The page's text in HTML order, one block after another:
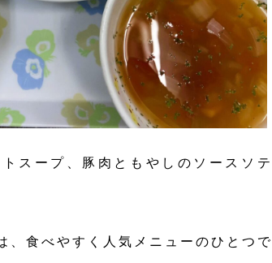
スープ、豚肉ともやしのソースソテ
、食べやすく人気メニューのひとつで